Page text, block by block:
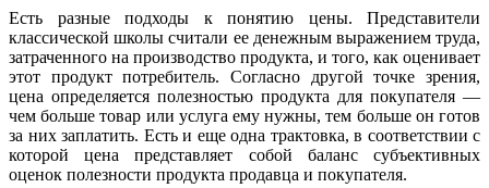
Есть разные подходы к понятию цены. Представители
классической школы считали ее денежным выражением труда,
затраченного на производство продукта, и того, как оценивает
этот продукт потребитель. Согласно другой точке зрения,
цена определяется полезностью продукта для покупателя —
чем больше товар или услуга ему нужны, тем больше он готов
за них заплатить. Есть и еще одна трактовка, в соответствии с
которой цена представляет собой баланс субъективных
оценок полезности продукта продавца и покупателя.